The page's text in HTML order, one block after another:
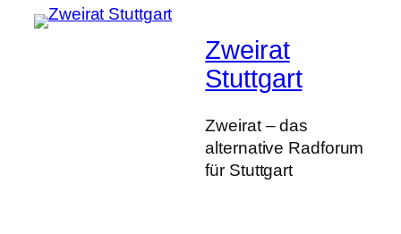
Zweirat
Stuttgart
Zweirat – das
alternative Radforum
für Stuttgart